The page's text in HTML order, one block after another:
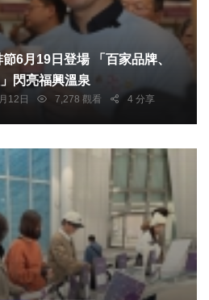
6月19日登場 「百家品牌、
閃亮福興溫泉
12日 7,278 觀看 4 分享